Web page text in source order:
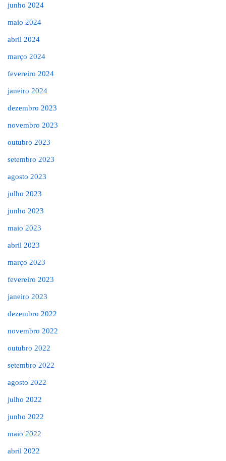
junho 2024
maio 2024
abril 2024
março 2024
fevereiro 2024
janeiro 2024
dezembro 2023
novembro 2023
outubro 2023
setembro 2023
agosto 2023
julho 2023
junho 2023
maio 2023
abril 2023
março 2023
fevereiro 2023
janeiro 2023
dezembro 2022
novembro 2022
outubro 2022
setembro 2022
agosto 2022
julho 2022
junho 2022
maio 2022
abril 2022